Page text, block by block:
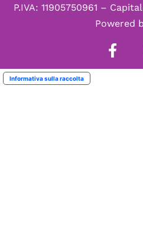
P.IVA: 11905750961 –
Powered
Informativa sulla raccolta